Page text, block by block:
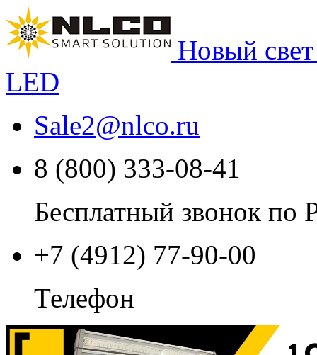
Новый
LED
Sale2@nlco.ru
8 (800) 333-08-41
Бесплатный звонок по
+7 (4912) 77-90-00
Телефон